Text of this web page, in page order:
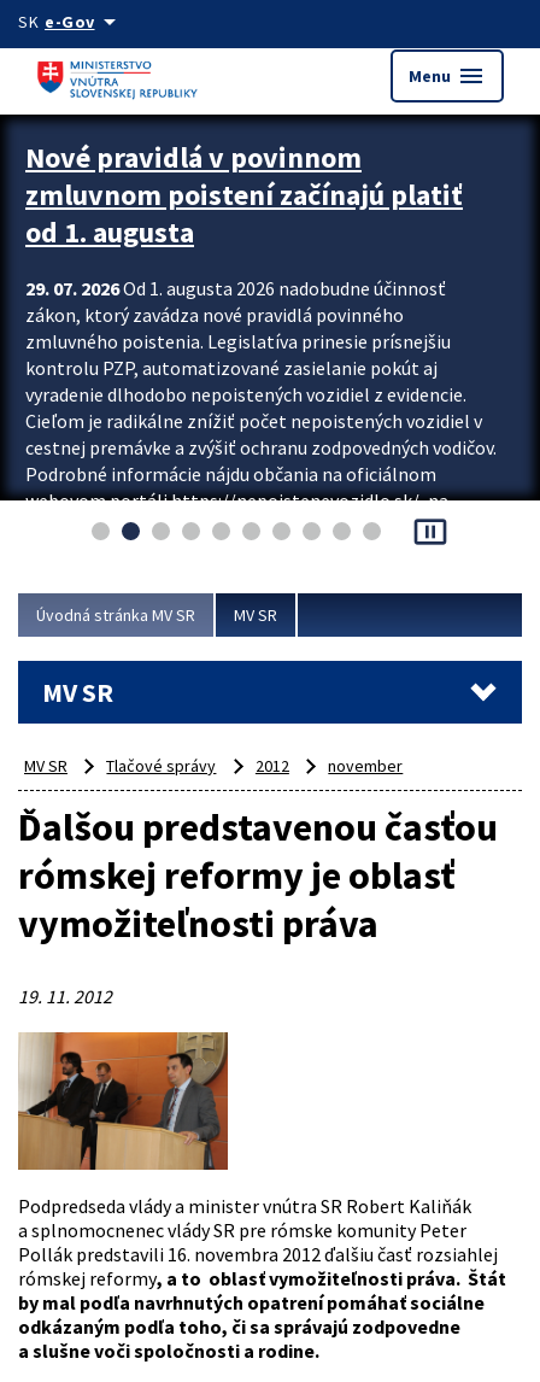
Preskocit na hlavný obsah
SK e-Govarrow_drop_down
Menu menu
Zastavit automatický posun upútavok
Nové pravidlá v povinnom
zmluvnom poistení začínajú platiť
od 1. augusta
29. 07. 2026Od 1. augusta 2026 nadobudne účinnosť
zákon, ktorý zavádza nové pravidlá povinného
zmluvného poistenia. Legislatíva prinesie prísnejšiu
kontrolu PZP, automatizované zasielanie pokút aj
vyradenie dlhodobo nepoistených vozidiel z evidencie.
Cieľom je radikálne znížiť počet nepoistených vozidiel v
cestnej premávke a zvýšiť ochranu zodpovedných vodičov.
Podrobné informácie nájdu občania na oficiálnom
webovom portáli https://nepoistenevozidlo.sk/, na
ktorom od augusta pribudne aj možnosť overiť si...
pause_presentation
Úvodná stránka MV SR MV SR
MV SR
MV SR Tlačové správy 2012 november
Ďalšou predstavenou časťou
rómskej reformy je oblasť
vymožiteľnosti práva
19. 11. 2012
Podpredseda vlády a minister vnútra SR Robert Kaliňák
a splnomocnenec vlády SR pre rómske komunity Peter
Pollák predstavili 16. novembra 2012 ďalšiu časť rozsiahlej
rómskej reformy, a to oblasť vymožiteľnosti práva. Štát
by mal podľa navrhnutých opatrení pomáhať sociálne
odkázaným podľa toho, či sa správajú zodpovedne
a slušne voči spoločnosti a rodine.